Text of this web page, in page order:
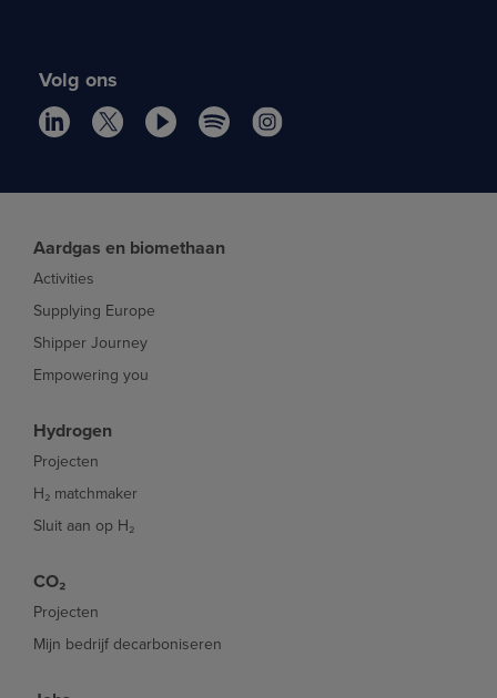
Volg ons
Aardgas en biomethaan
Activities
Supplying Europe
Shipper Journey
Empowering you
Hydrogen
Projecten
H₂ matchmaker
Sluit aan op H₂
CO₂
Projecten
Mijn bedrijf decarboniseren